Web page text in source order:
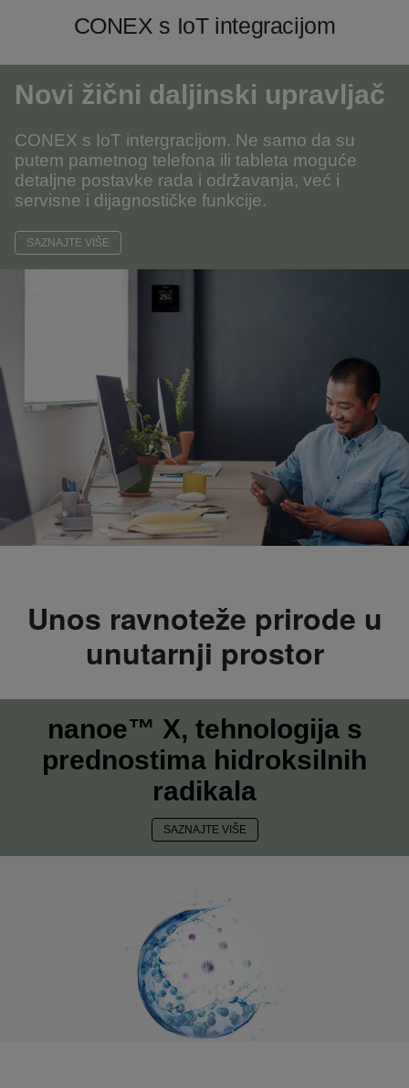
CONEX s IoT integracijom
Novi žični daljinski upravljač
CONEX s IoT intergracijom. Ne samo da su
putem pametnog telefona ili tableta moguće
detaljne postavke rada i održavanja, već i
servisne i dijagnostičke funkcije.
SAZNAJTE VIŠE
Unos ravnoteže prirode u
unutarnji prostor
nanoe™ X, tehnologija s
prednostima hidroksilnih
radikala
SAZNAJTE VIŠE